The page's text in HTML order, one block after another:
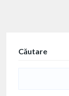
Căutare